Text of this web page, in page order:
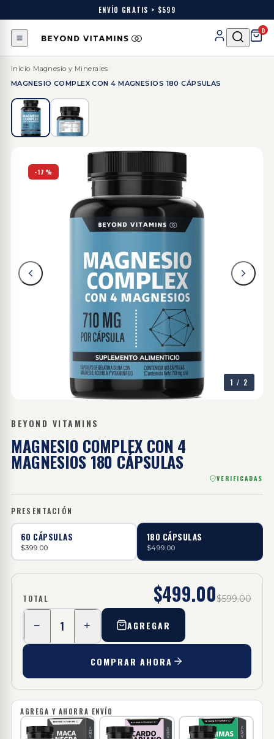
ENVÍO GRATIS > $599
0
Inicio Magnesio y Minerales
MAGNESIO COMPLEX CON 4 MAGNESIOS 180 CÁPSULAS
-17%
1 / 2
BEYOND VITAMINS
MAGNESIO COMPLEX CON 4
MAGNESIOS 180 CÁPSULAS
VERIFICADAS
PRESENTACIÓN
60 CÁPSULAS
$399.00
180 CÁPSULAS
$499.00
TOTAL $499.00$599.00
− 1 + AGREGAR
COMPRAR AHORA
AGREGA Y AHORRA ENVÍO